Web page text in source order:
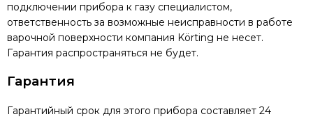
подключении прибора к газу специалистом,
ответственность за возможные неисправности в работе
варочной поверхности компания Körting не несет.
Гарантия распространяться не будет.
Гарантия
Гарантийный срок для этого прибора составляет 24